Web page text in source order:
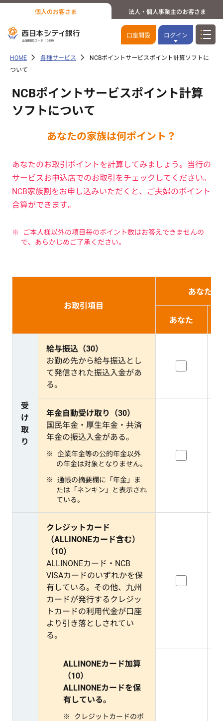
個人のお客さま 法人・個人事業主のお客さま
口座開設 ログイン
HOME 各種サービス
NCBポイントサービスポイント計算ソフトに
ついて
NCBポイントサービスポイント計算
ソフトについて
あなたの家族は何ポイント？
あなたのお取引ポイントを計算してみましょう。当行の
サービスお申込店でのお取引をチェックしてください。
NCB家族割をお申し込みいただくと、ご夫婦のポイント
合算ができます。
ご本人様以外の項目毎のポイント数はお答えできませんの
で、あらかじめご了承ください。
お取引項目
あなたの
あなた
受
け
取
り
給与振込（30）
お勤め先から給与振込とし
て発信された振込入金があ
る。
年金自動受け取り（30）
国民年金・厚生年金・共済
年金の振込入金がある。
企業年金等の公的年金以外
の年金は対象となりません。
通帳の摘要欄に「年金」ま
たは「ネンキン」と表示され
ている。
クレジットカード
（ALLINONEカード含む）
（10）
ALLINONEカード・NCB
VISAカードのいずれかを保
有している。その他、九州
カードが発行するクレジッ
トカードの利用代金が口座
より引き落としされてい
る。
ALLINONEカード加算
（10）
ALLINONEカードを保
有している。
クレジットカードのポ